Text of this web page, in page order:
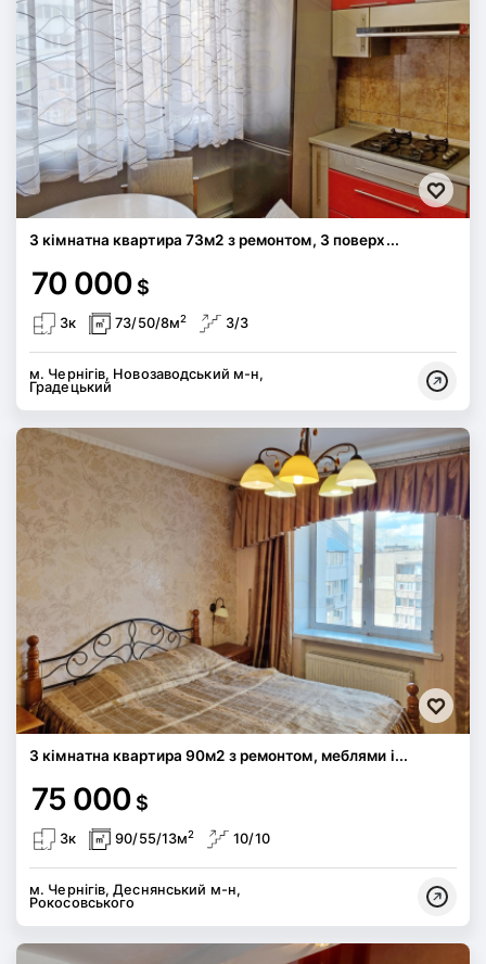
3 кімнатна квартира 73м2 з ремонтом, 3 поверх...
70 000 $
3к 73/50/8м2 3/3
м. Чернігів, Новозаводський м-н,
Градецький
3 кімнатна квартира 90м2 з ремонтом, меблями і...
75 000 $
3к 90/55/13м2 10/10
м. Чернігів, Деснянський м-н,
Рокосовського